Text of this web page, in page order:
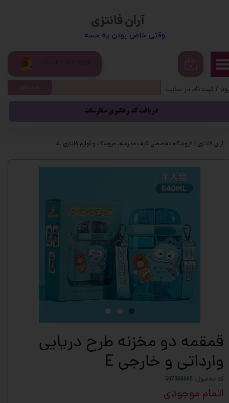
آران فانتزی
​​وقتی خاص بودن یه حسه . . .
/ ثبت نام در سایت
سفارشات
خروج از حساب کاربری
دریافت کد رهگیری سفارشات
جستجو
آران فانتزی | فروشگاه تخصصی کیف مدرسه، عروسک و لوازم فانتزی
قمقمه دو مخزنه طرح دریایی
وارداتی و خارجی E
کد محصول: 567368685
اتمام موجودی